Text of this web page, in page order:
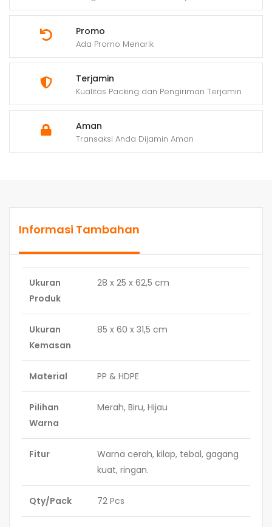
Promo
Ada Promo Menarik
Terjamin
Kualitas Packing dan Pengiriman Terjamin
Aman
Transaksi Anda Dijamin Aman
Informasi Tambahan
Ukuran
Produk
28 x 25 x 62,5 cm
Ukuran
Kemasan
85 x 60 x 31,5 cm
Material PP & HDPE
Pilihan
Warna
Merah, Biru, Hijau
Fitur
Warna cerah, kilap, tebal, gagang
kuat, ringan.
Qty/Pack 72 Pcs